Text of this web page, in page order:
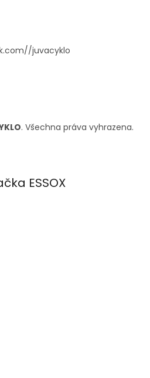
juvacyklo
. Všechna práva vyhrazena.
ESSOX